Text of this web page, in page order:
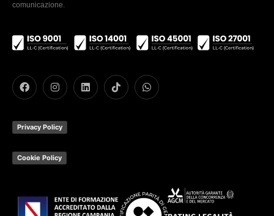
comunicazione.
Privacy Policy
Cookie Policy